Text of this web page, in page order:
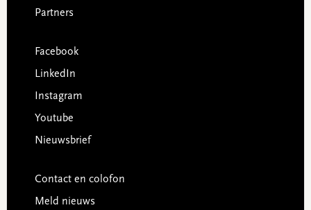
Partners
Facebook
LinkedIn
Instagram
Youtube
Nieuwsbrief
Contact en colofon
Meld nieuws